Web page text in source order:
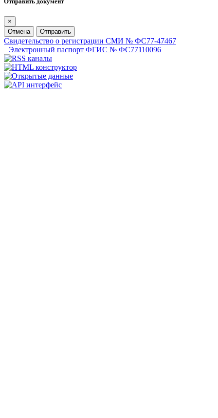
×
Отмена
Отправить
Свидетельство о регистрации СМИ № ФС77-47467
Электронный паспорт ФГИС № ФС77110096